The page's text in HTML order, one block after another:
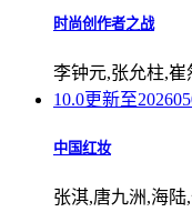
时尚创作者之战
李钟元,张允柱,崔
10.0更新至
中国红妆
张淇,唐九洲,海陆